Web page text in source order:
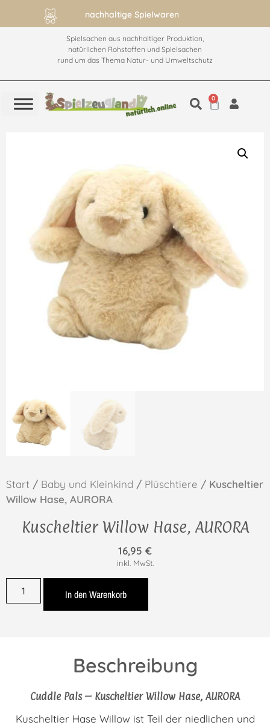
nachhaltige Spielwaren
Spielsachen aus nachhaltiger Produktion,
natürlichen Rohstoffen und Spielsachen
rund um das Thema Natur- und Umweltschutz
0
Start / Baby und Kleinkind / Plüschtiere / Kuscheltier
Willow Hase, AURORA
Kuscheltier Willow Hase, AURORA
16,95 €
inkl. MwSt.
In den Warenkorb
Beschreibung
Cuddle Pals – Kuscheltier Willow Hase, AURORA
Kuscheltier Hase Willow ist Teil der niedlichen und